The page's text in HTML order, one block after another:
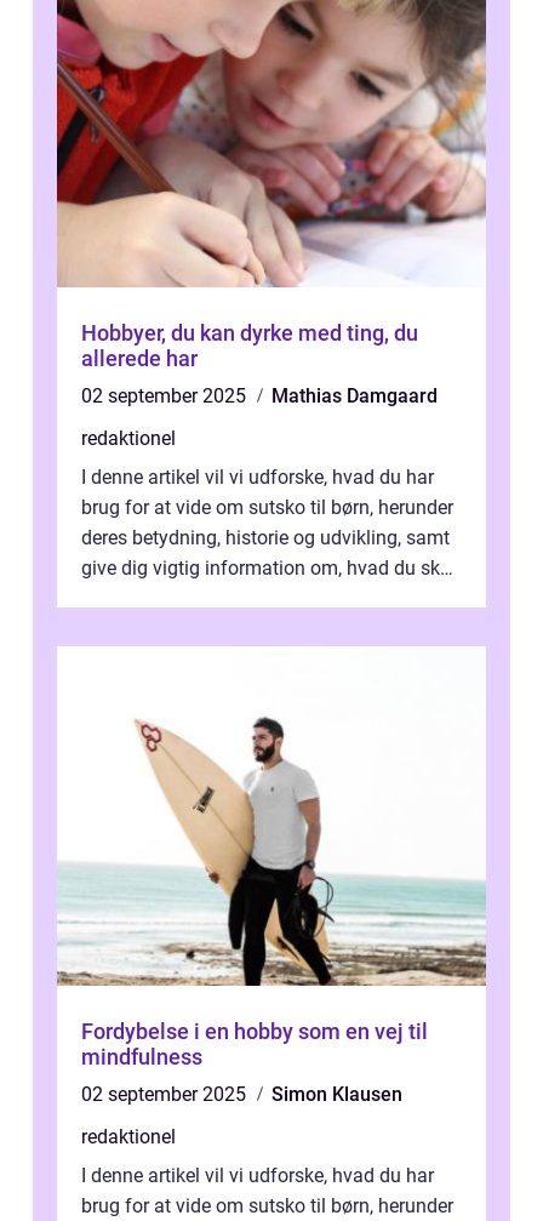
Hobbyer, du kan dyrke med ting, du
allerede har
02 september 2025
Mathias Damgaard
redaktionel
I denne artikel vil vi udforske, hvad du har
brug for at vide om sutsko til børn, herunder
deres betydning, historie og udvikling, samt
give dig vigtig information om, hvad du skal
Fordybelse i en hobby som en vej til
mindfulness
02 september 2025
Simon Klausen
redaktionel
I denne artikel vil vi udforske, hvad du har
brug for at vide om sutsko til børn, herunder